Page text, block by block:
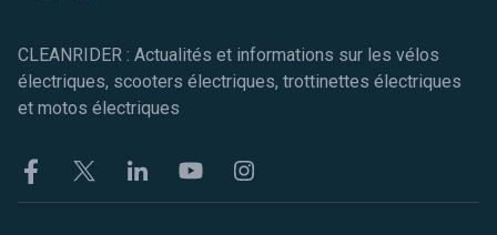
CLEANRIDER : Actualités et informations sur les vélos
électriques, scooters électriques, trottinettes électriques
et motos électriques
FacebookTwitter LinkekinYoutubeInstagram